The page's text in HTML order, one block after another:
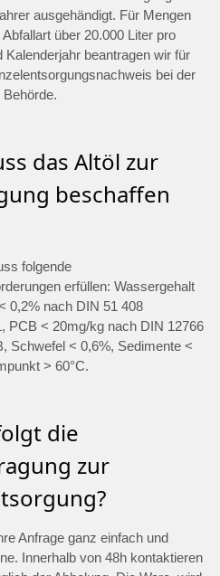
ausgehändigt. Für Mengen
über 20.000 Liter pro
Kalenderjahr beantragen wir für
bei der
das Altöl zur
beschaffen
folgende
erfüllen: Wassergehalt
0,2% nach DIN 51 408
PCB < 20mg/kg nach DIN 12766
Schwefel < 0,6%, Sedimente <
> 60°C.
die
zur
Anfrage ganz einfach und
Innerhalb von 48h kontaktieren